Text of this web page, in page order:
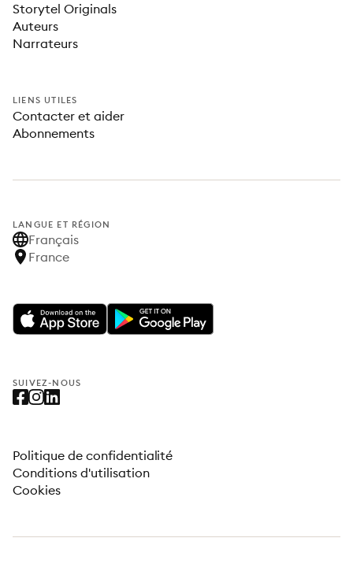
Storytel Originals
Auteurs
Narrateurs
LIENS UTILES
Contacter et aider
Abonnements
LANGUE ET RÉGION
Français
France
SUIVEZ-NOUS
Politique de confidentialité
Conditions d'utilisation
Cookies